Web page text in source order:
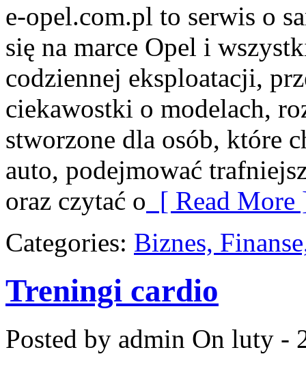
e-opel.com.pl to serwis o
się na marce Opel i
codziennej eksploatacji,
ciekawostki o modelach,
stworzone dla osób, które
auto, podejmować
oraz czytać o [ Read More
Categories: Biznes,
Treningi cardio
Posted by admin On luty -